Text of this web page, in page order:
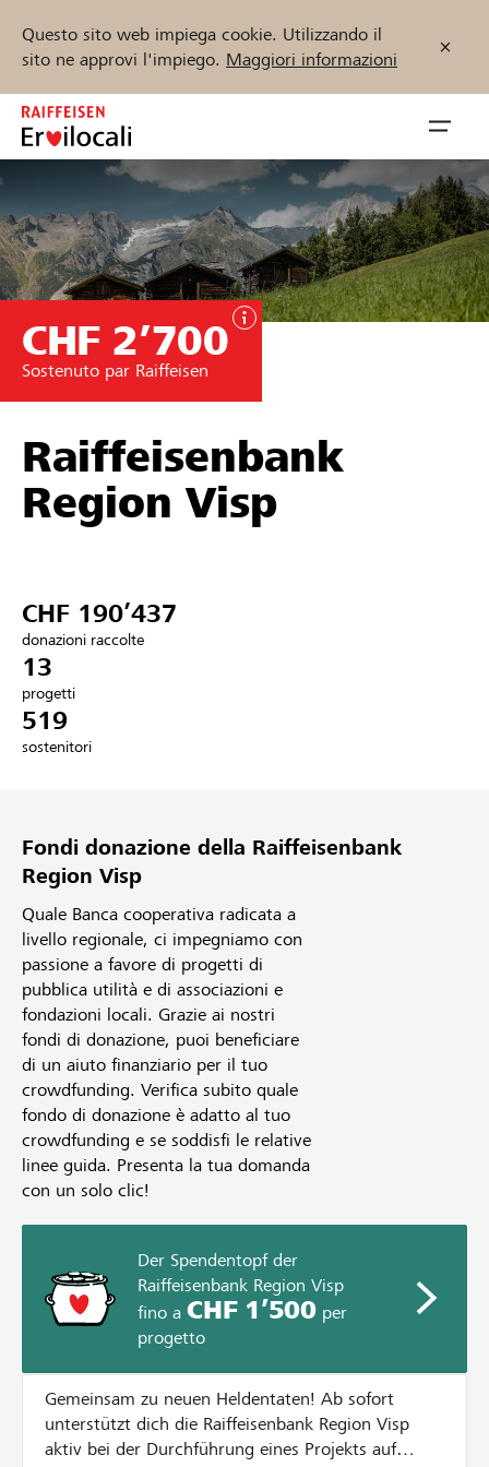
Questo sito web impiega cookie. Utilizzando il
sito ne approvi l'impiego. Maggiori informazioni
Zum
Inhalt
springen
öffnen
Sostenere
Aiuto & supporto
Partner / Banche Raiffeisen
Collegarsi
Registrazione
Trova progetti e organizzazioni
Inizia ora
CHF 2’700
Sostenuto par Raiffeisen
Raiffeisenbank
Region Visp
CHF 190’437
donazioni raccolte
13
progetti
519
sostenitori
Fondi donazione della Raiffeisenbank
Region Visp
Quale Banca cooperativa radicata a
livello regionale, ci impegniamo con
passione a favore di progetti di
pubblica utilità e di associazioni e
fondazioni locali. Grazie ai nostri
fondi di donazione, puoi beneficiare
di un aiuto finanziario per il tuo
crowdfunding. Verifica subito quale
fondo di donazione è adatto al tuo
crowdfunding e se soddisfi le relative
linee guida. Presenta la tua domanda
con un solo clic!
Der Spendentopf der
Raiffeisenbank Region Visp
fino a CHF 1’500per
progetto
Gemeinsam zu neuen Heldentaten! Ab sofort
unterstützt dich die Raiffeisenbank Region Visp
aktiv bei der Durchführung eines Projekts auf